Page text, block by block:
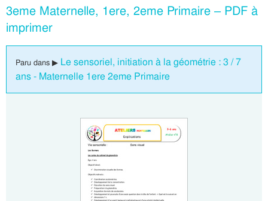
3eme Maternelle, 1ere, 2eme Primaire – PDF à
imprimer
Paru dans ▶ Le sensoriel, initiation à la géométrie : 3 / 7
ans - Maternelle 1ere 2eme Primaire